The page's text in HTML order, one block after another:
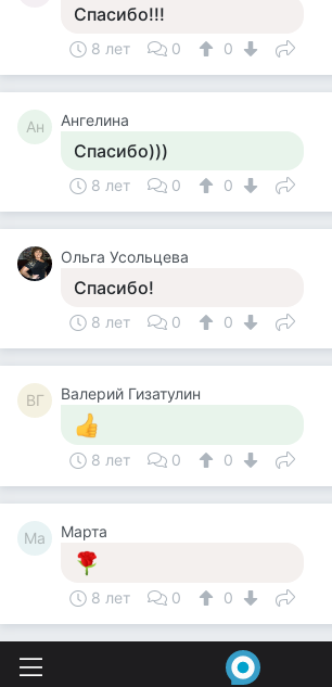
Спасибо!!!
8 лет 0 0
Ан Ангелина
Спасибо)))
8 лет 0 0
Ольга Усольцева
Спасибо!
8 лет 0 0
ВГ Валерий Гизатулин
8 лет 0 0
Ма Марта
8 лет 0 0